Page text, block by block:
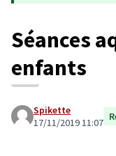
Séances
enfants
Spikette
17/11/2019 11:07